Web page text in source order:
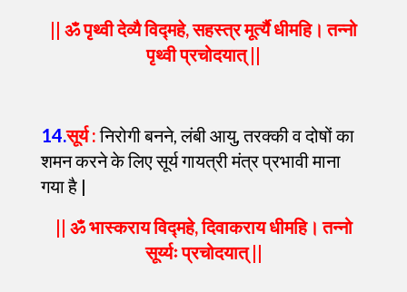
|| ॐ पृथ्वी देव्यै विद्महे, सहस्त्र मूर्त्यै धीमहि। तन्नो
पृथ्वी प्रचोदयात् ||
14.सूर्य :निरोगी बनने, लंबी आयु, तरक्की व दोषों का
शमन करने के लिए सूर्य गायत्री मंत्र प्रभावी माना
गया है |
|| ॐ भास्कराय विद्महे, दिवाकराय धीमहि। तन्नो
सूर्य्यः प्रचोदयात् ||